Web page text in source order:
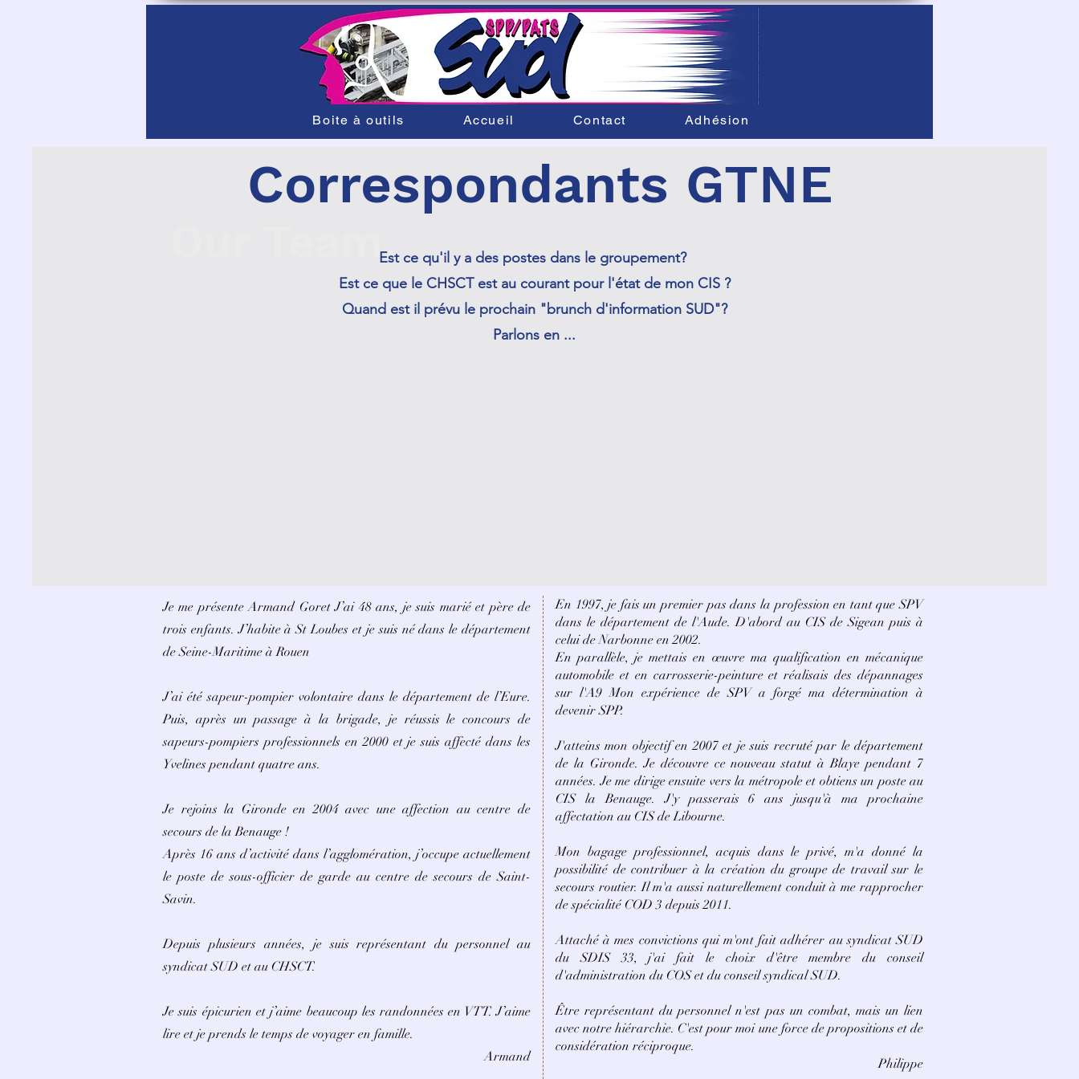
Boite à outils Accueil Contact Adhésion
Our Team.
Correspondants GTNE
Est ce qu'il y a des postes dans le groupement?
Est ce que le CHSCT est au courant pour l'état de mon CIS ?
Quand est il prévu le prochain "brunch d'information SUD"?
Parlons en ...
Je me présente Armand Goret J’ai 48 ans, je suis marié et père de
trois enfants. J’habite à St Loubes et je suis né dans le département
de Seine-Maritime à Rouen
J’ai été sapeur-pompier volontaire dans le département de l’Eure.
Puis, après un passage à la brigade, je réussis le concours de
sapeurs-pompiers professionnels en 2000 et je suis affecté dans les
Yvelines pendant quatre ans.
Je rejoins la Gironde en 2004 avec une affection au centre de
secours de la Benauge !
Après 16 ans d’activité dans l’agglomération, j’occupe actuellement
le poste de sous-officier de garde au centre de secours de Saint-
Savin.
Depuis plusieurs années, je suis représentant du personnel au
syndicat SUD et au CHSCT.
Je suis épicurien et j’aime beaucoup les randonnées en VTT. J’aime
lire et je prends le temps de voyager en famille.
Armand
En 1997, je fais un premier pas dans la profession en tant que SPV
dans le département de l'Aude. D'abord au CIS de Sigean puis à
celui de Narbonne en 2002.
En parallèle, je mettais en œuvre ma qualification en mécanique
automobile et en carrosserie-peinture et réalisais des dépannages
sur l'A9 Mon expérience de SPV a forgé ma détermination à
devenir SPP.
J'atteins mon objectif en 2007 et je suis recruté par le département
de la Gironde. Je découvre ce nouveau statut à Blaye pendant 7
années. Je me dirige ensuite vers la métropole et obtiens un poste au
CIS la Benauge. J'y passerais 6 ans jusqu'à ma prochaine
affectation au CIS de Libourne.
Mon bagage professionnel, acquis dans le privé, m'a donné la
possibilité de contribuer à la création du groupe de travail sur le
secours routier. Il m'a aussi naturellement conduit à me rapprocher
de spécialité COD 3 depuis 2011.
Attaché à mes convictions qui m'ont fait adhérer au syndicat SUD
du SDIS 33, j'ai fait le choix d'être membre du conseil
d'administration du COS et du conseil syndical SUD.
Être représentant du personnel n'est pas un combat, mais un lien
avec notre hiérarchie. C'est pour moi une force de propositions et de
considération réciproque.
Philippe